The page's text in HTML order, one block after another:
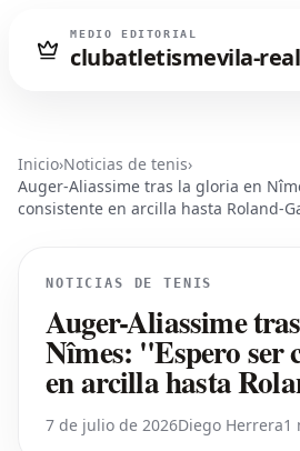
MEDIO EDITORIAL
clubatletismevila-
Inicio›Noticias de tenis›
Auger-Aliassime tras la gloria en
consistente en arcilla hasta Roland-
NOTICIAS DE TENIS
Auger-Aliassime
Nîmes: "Espero ser
en arcilla hasta
7 de julio de 2026Diego Herrera1